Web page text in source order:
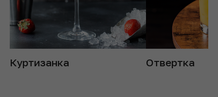
Куртизанка Отвертка